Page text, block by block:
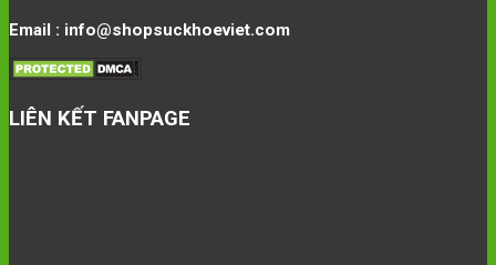
Email : info@shopsuckhoeviet.com
LIÊN KẾT FANPAGE